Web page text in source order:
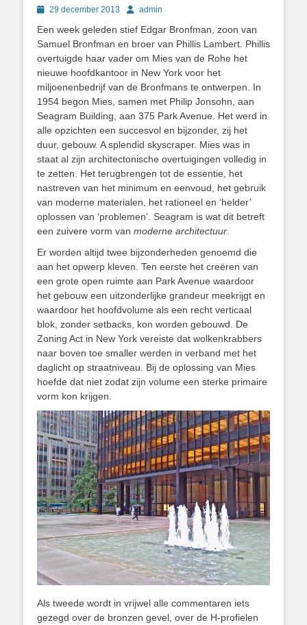
Geplaatst
29 december 2013 Authoradmin
Een week geleden stief Edgar Bronfman, zoon van
Samuel Bronfman en broer van Phillis Lambert. Phillis
overtuigde haar vader om Mies van de Rohe het
nieuwe hoofdkantoor in New York voor het
miljoenenbedrijf van de Bronfmans te ontwerpen. In
1954 begon Mies, samen met Philip Jonsohn, aan
Seagram Building, aan 375 Park Avenue. Het werd in
alle opzichten een succesvol en bijzonder, zij het
duur, gebouw. A splendid skyscraper. Mies was in
staat al zijn architectonische overtuigingen volledig in
te zetten. Het terugbrengen tot de essentie, het
nastreven van het minimum en eenvoud, het gebruik
van moderne materialen, het rationeel en ‘helder’
oplossen van ‘problemen’. Seagram is wat dit betreft
een zuivere vorm van moderne architectuur
Er worden altijd twee bijzonderheden genoemd die
aan het opwerp kleven. Ten eerste het creëren van
een grote open ruimte aan Park Avenue waardoor
het gebouw een uitzonderlijke grandeur meekrijgt en
waardoor het hoofdvolume als een recht verticaal
blok, zonder setbacks, kon worden gebouwd. De
Zoning Act in New York vereiste dat wolkenkrabbers
naar boven toe smaller werden in verband met het
daglicht op straatniveau. Bij de oplossing van Mies
hoefde dat niet zodat zijn volume een sterke primaire
vorm kon krijgen.
Als tweede wordt in vrijwel alle commentaren iets
gezegd over de bronzen gevel, over de H-profielen